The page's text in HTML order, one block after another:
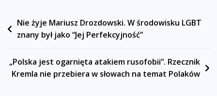
Nawigacja
wpisu
Nie żyje Mariusz Drozdowski. W środowisku LGBT
znany był jako “Jej Perfekcyjność”
„Polska jest ogarnięta atakiem rusofobii”. Rzecznik
Kremla nie przebiera w słowach na temat Polaków